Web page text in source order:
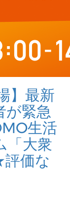
】最新
が緊急
⽣活
「大衆
価な